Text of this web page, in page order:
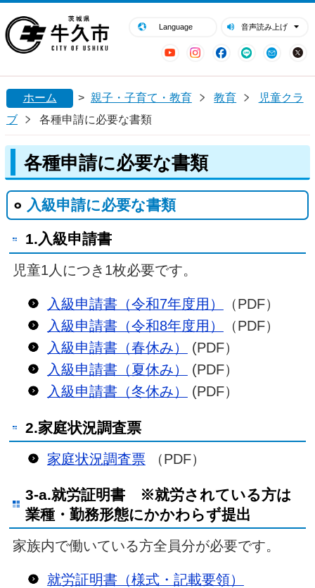
Language 音声読み上げ
YouTubeInstagram
Facebook
LINE Mail
閉じる
ホーム > 親子・子育て・教育 教育
児童クラ
ブ
各種申請に必要な書類
各種申請に必要な書類
入級申請に必要な書類
1.入級申請書
児童1人につき1枚必要です。
入級申請書（令和7年度用）
（PDF）
入級申請書（令和8年度用）
（PDF）
入級申請書（春休み）
(PDF）
入級申請書（夏休み）
(PDF）
入級申請書（冬休み）
(PDF）
2.家庭状況調査票
家庭状況調査票（PDF）
3-a.就労証明書 ※就労されている方は
業種・勤務形態にかかわらず提出
家族内で働いている方全員分が必要です。
就労証明書（様式・記載要領）